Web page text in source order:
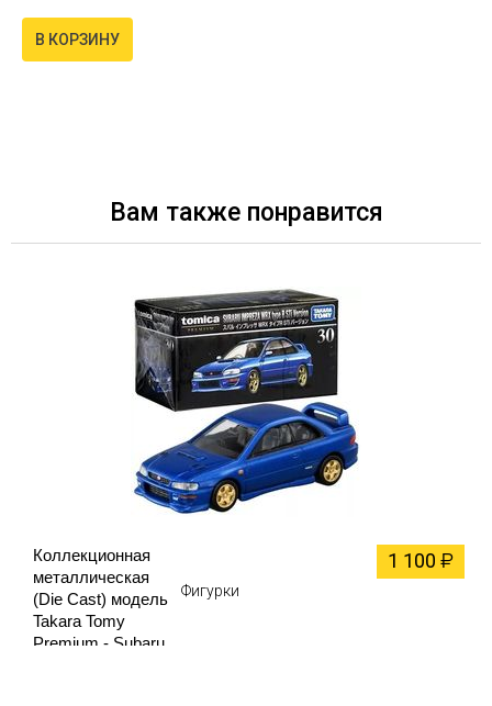
В КОРЗИНУ
Вам также понравится
Коллекционная
металлическая
(Die Cast) модель
Takara Tomy
Premium - Subaru
1 100 ₽
Фигурки